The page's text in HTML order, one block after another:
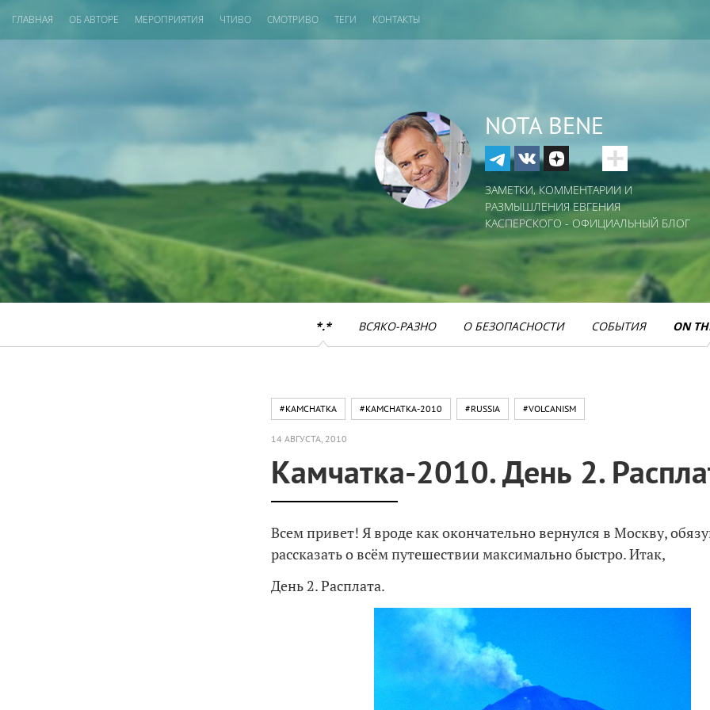
ГЛАВНАЯ ОБ АВТОРЕ МЕРОПРИЯТИЯ ЧТИВО СМОТРИВО ТЕГИ КОНТАКТЫ
NOTA BENE
ЗАМЕТКИ, КОММЕНТАРИИ И
РАЗМЫШЛЕНИЯ ЕВГЕНИЯ
КАСПЕРСКОГО - ОФИЦИАЛЬНЫЙ БЛОГ
*.* ВСЯКО-РАЗНО О БЕЗОПАСНОСТИ СОБЫТИЯ ON
#KAMCHATKA #KAMCHATKA-2010 #RUSSIA #VOLCANISM
14 АВГУСТА, 2010
Камчатка-2010. День 2.
Всем привет! Я вроде как окончательно вернулся в Москву,
рассказать о всём путешествии максимально быстро. Итак,
День 2. Расплата.